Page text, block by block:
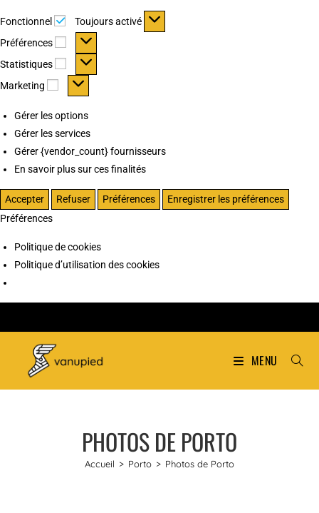
Fonctionnel Fonctionnel
Toujours activé
Préférences
Préférences
Statistiques Statistiques
Marketing Marketing
Gérer les options
Gérer les services
Gérer {vendor_count} fournisseurs
En savoir plus sur ces finalités
Accepter Refuser Préférences
Enregistrer les préférences
Préférences
Politique de cookies
Politique d’utilisation des cookies
MENU
PHOTOS DE PORTO
Accueil > Porto > Photos de Porto